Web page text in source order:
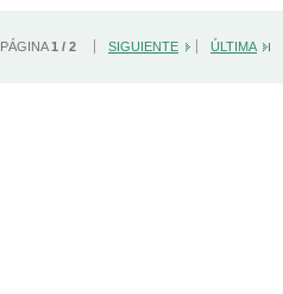
PÁGINA1 / 2 SIGUIENTE ÚLTIMA